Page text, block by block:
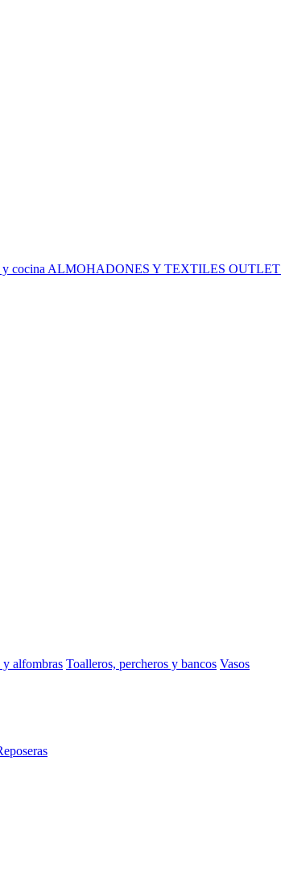
cocina ALMOHADONES Y TEXTILES OUTLET
y alfombras Toalleros, percheros y bancos Vasos